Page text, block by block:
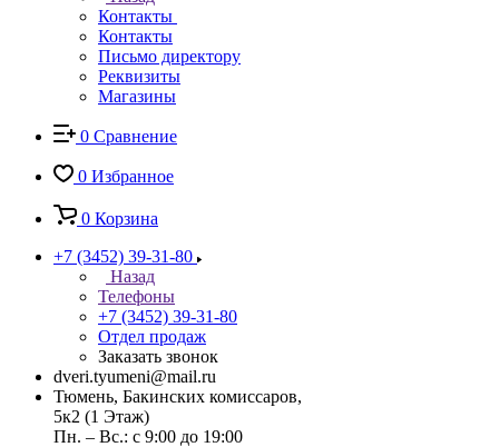
Контакты
Контакты
Письмо директору
Реквизиты
Магазины
0 Сравнение
0 Избранное
0 Корзина
+7 (3452) 39-31-80
Назад
Телефоны
+7 (3452) 39-31-80
Отдел продаж
Заказать звонок
dveri.tyumeni@mail.ru
Тюмень, Бакинских комиссаров,
5к2 (1 Этаж)
Пн. – Вс.: с 9:00 до 19:00